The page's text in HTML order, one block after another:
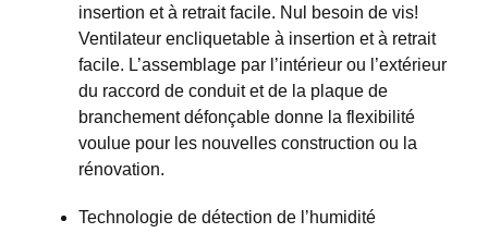
insertion et à retrait facile. Nul besoin de vis!
Ventilateur encliquetable à insertion et à retrait
facile. L’assemblage par l’intérieur ou l’extérieur
du raccord de conduit et de la plaque de
branchement défonçable donne la flexibilité
voulue pour les nouvelles construction ou la
rénovation.
Technologie de détection de l’humidité